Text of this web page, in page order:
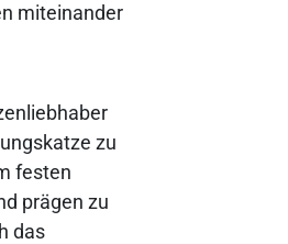
miteinander
zu
festen
prägen zu
das